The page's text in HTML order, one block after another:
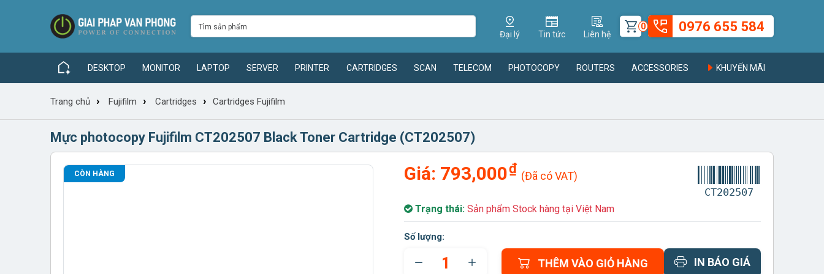
Đại lý Tin tức Liên hệ
0 0976 655 584
DESKTOP MONITOR LAPTOP SERVER PRINTER CARTRIDGES SCAN TELECOM PHOTOCOPY ROUTERS ACCESSORIES KHUYẾN MÃI
Trang chủ › Fujifilm › Cartridges › Cartridges Fujifilm
Mực photocopy Fujifilm CT202507 Black Toner Cartridge (CT202507)
CÒN HÀNG Giá: 793,000₫ (Đã có VAT)
CT202507
Trạng thái: Sản phẩm Stock hàng tại Việt Nam
Số lượng:
THÊM VÀO GIỎ HÀNG IN BÁO GIÁ